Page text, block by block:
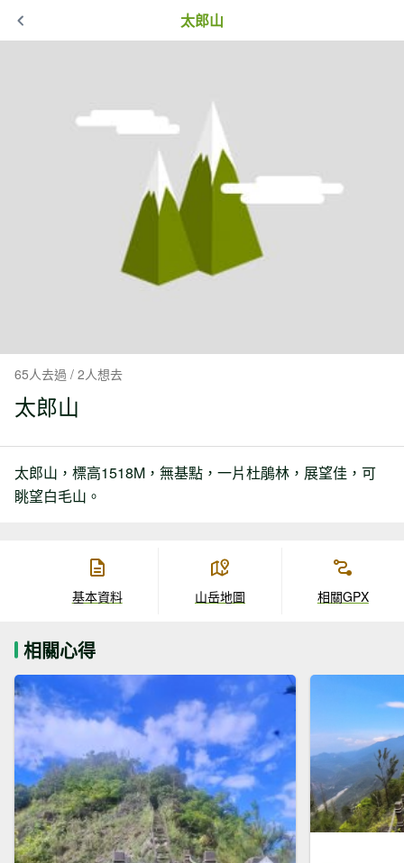
太郎山
65人去過 / 2人想去
太郎山
太郎山，標高1518M，無基點，一片杜鵑林，展望佳，可
眺望白毛山。
基本資料 山岳地圖 相關GPX
相關心得